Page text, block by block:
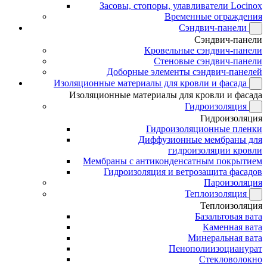
Засовы, стопоры, улавливатели Locinox
Временные ограждения
Сэндвич-панели
Сэндвич-панели
Кровельные сэндвич-панели
Стеновые сэндвич-панели
Доборные элементы сэндвич-панелей
Изоляционные материалы для кровли и фасада
Изоляционные материалы для кровли и фасада
Гидроизоляция
Гидроизоляция
Гидроизоляционные пленки
Диффузионные мембраны для
гидроизоляции кровли
Мембраны с антиконденсатным покрытием
Гидроизоляция и ветрозащита фасадов
Пароизоляция
Теплоизоляция
Теплоизоляция
Базальтовая вата
Каменная вата
Минеральная вата
Пенополиизоцианурат
Стекловолокно